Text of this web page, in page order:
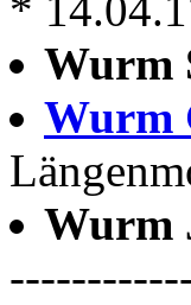
*
Wurm
Wurm
Wurm